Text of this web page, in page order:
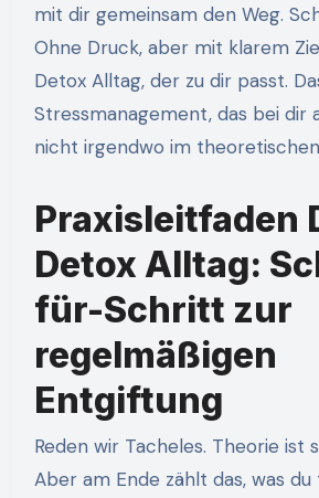
mit dir gemeinsam den Weg.
Ohne Druck, aber mit klarem
Detox Alltag, der zu dir passt.
Stressmanagement, das bei dir
nicht irgendwo im
Praxisleitfaden
Detox Alltag:
für-Schritt zur
regelmäßigen
Entgiftung
Reden wir Tacheles. Theorie ist
Aber am Ende zählt das, was du